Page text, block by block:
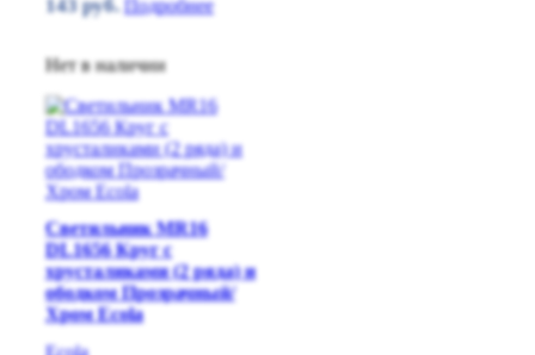
143руб. Подробнее
Нет в наличии
Светильник MR16
DL1656 Круг с
хрусталиками (2 ряда) и
ободком Прозрачный/
Хром Ecola